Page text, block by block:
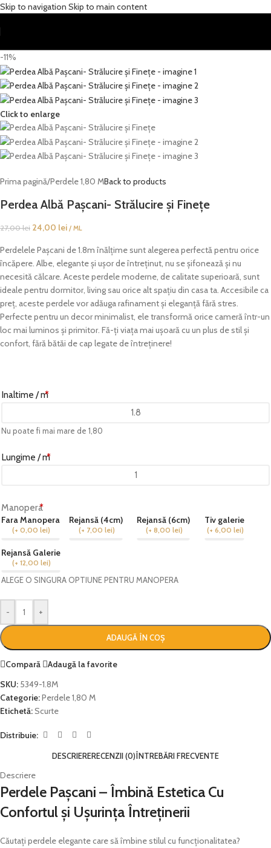
Skip to navigation Skip to main content
-11%
Click to enlarge
Prima pagină/Perdele 1,80 MBack to products
Perdea Albă Pașcani- Strălucire și Finețe
27,00lei 24,00 lei / ML
Perdelele Pașcani de 1.8m înălțime sunt alegerea perfectă pentru orice
încăpere. Albe, elegante și ușor de întreținut, nu se șifonează și nu
necesită călcare. Aceste perdele moderne, de calitate superioară, sunt
ideale pentru dormitor, living sau orice alt spațiu din casa ta. Accesibile ca
preț, aceste perdele vor adăuga rafinament și eleganță fără stres.
Perfecte pentru un decor minimalist, ele transformă orice cameră într-un
loc mai luminos și primitor. Fă-ți viața mai ușoară cu un plus de stil și
confort, fără bătăi de cap legate de întreținere!
Inaltime / m
*
Nu poate fi mai mare de 1,80
Lungime / m
*
Manopera
*
Fara Manopera
(+ 0,00 lei)
Rejansă (4cm)
(+ 7,00 lei)
Rejansă (6cm)
(+ 8,00 lei)
Tiv galerie
(+ 6,00 lei)
Rejansă Galerie
(+ 12,00 lei)
ALEGE O SINGURA OPTIUNE PENTRU MANOPERA
- +
ADAUGĂ ÎN COȘ
Compară
Adaugă la favorite
SKU: 5349-1.8M
Categorie:Perdele 1,80 M
Etichetă:Scurte
Distribuie:
DESCRIERERECENZII (0)ÎNTREBĂRI FRECVENTE
Descriere
Perdele Pașcani – Îmbină Estetica Cu
Confortul și Ușurința Întreținerii
Căutați perdele elegante care să îmbine stilul cu funcționalitatea?